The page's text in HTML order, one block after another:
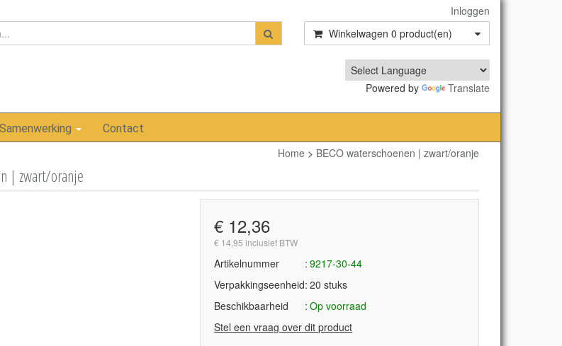
Inloggen
Winkelwagen 0 product(en)
Powered by Translate
Samenwerking Contact
Home > BECO waterschoenen | zwart/oranje
| zwart/oranje
€ 12,36
€ 14,95 inclusief BTW
Artikelnummer
9217-30-44
Verpakkingseenheid 20 stuks
Beschikbaarheid
Op voorraad
Stel een vraag over dit product